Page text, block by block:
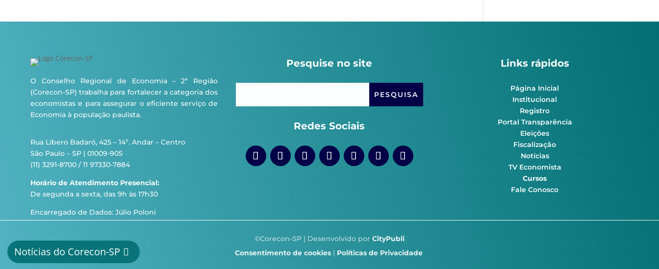
O Conselho Regional de Economia – 2ª Região
(Corecon-SP) trabalha para fortalecer a categoria dos
economistas e para assegurar o eficiente serviço de
Economia à população paulista.
Rua Líbero Badaró, 425 – 14º. Andar – Centro
São Paulo – SP | 01009-905
(11) 3291-8700 / 11 97330-7884
Horário de Atendimento Presencial:
De segunda a sexta, das 9h às 17h30
Encarregado de Dados: Júlio Poloni
Notícias do Corecon-SP
Pesquise no site
Redes Sociais
Links rápidos
Página Inicial
Institucional
Registro
Portal Transparência
Eleições
Fiscalização
Notícias
TV Economista
Cursos
Fale Conosco
©Corecon-SP | Desenvolvido por CityPubli
Consentimento de cookies| Políticas de Privacidade